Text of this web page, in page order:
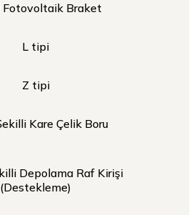
Braket
L tipi
Z tipi
Kare Çelik Boru
Depolama Raf Kirişi
(Destekleme)